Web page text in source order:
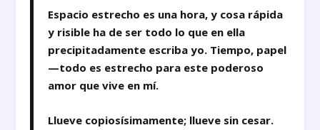
Espacio estrecho es una hora, y cosa rápida
y risible ha de ser todo lo que en ella
precipitadamente escriba yo. Tiempo, papel
—todo es estrecho para este poderoso
amor que vive en mí.
Llueve copiosísimamente; llueve sin cesar.